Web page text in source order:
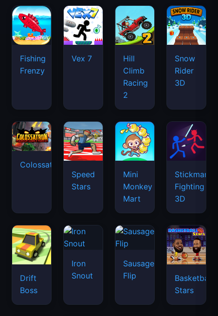
Fishing
Frenzy
Vex 7
Hill
Climb
Racing
2
Snow
Rider
3D
Colossatron
Speed
Stars
Mini
Monkey
Mart
Stickman
Fighting
3D
Drift
Boss
Iron
Snout
Sausage
Flip
Basketball
Stars